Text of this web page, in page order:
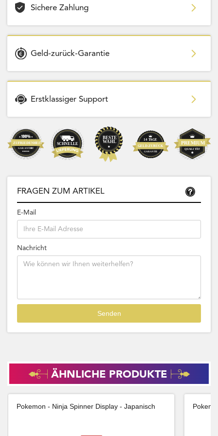
Sichere Zahlung
Geld-zurück-Garantie
Erstklassiger Support
FRAGEN ZUM ARTIKEL
E-Mail
Nachricht
ÄHNLICHE PRODUKTE
Pokemon - Ninja Spinner Display - Japanisch